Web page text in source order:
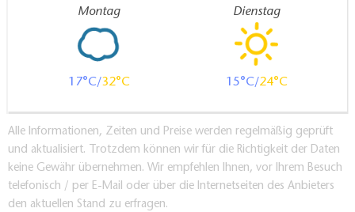
Montag
17 32
Dienstag
15 24
Alle Informationen, Zeiten und Preise werden regelmäßig geprüft
und aktualisiert. Trotzdem können wir für die Richtigkeit der Daten
keine Gewähr übernehmen. Wir empfehlen Ihnen, vor Ihrem Besuch
telefonisch / per E-Mail oder über die Internetseiten des Anbieters
den aktuellen Stand zu erfragen.